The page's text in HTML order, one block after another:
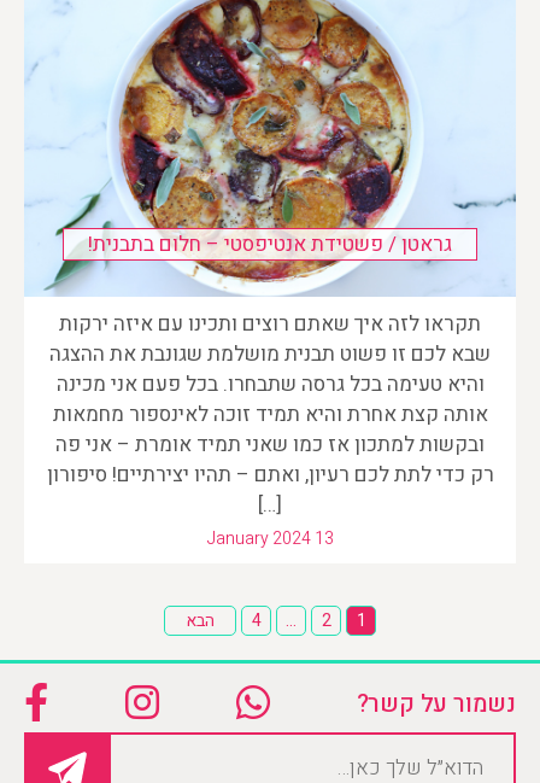
גראטן / פשטידת אנטיפסטי – חלום בתבנית!
תקראו לזה איך שאתם רוצים ותכינו עם איזה ירקות
שבא לכם זו פשוט תבנית מושלמת שגונבת את ההצגה
והיא טעימה בכל גרסה שתבחרו. בכל פעם אני מכינה
אותה קצת אחרת והיא תמיד זוכה לאינספור מחמאות
ובקשות למתכון אז כמו שאני תמיד אומרת – אני פה
רק כדי לתת לכם רעיון, ואתם – תהיו יצירתיים! סיפורון
[…]
January 2024 13
Posts
pagination
1
2
…
4 הבא
נשמור על קשר?